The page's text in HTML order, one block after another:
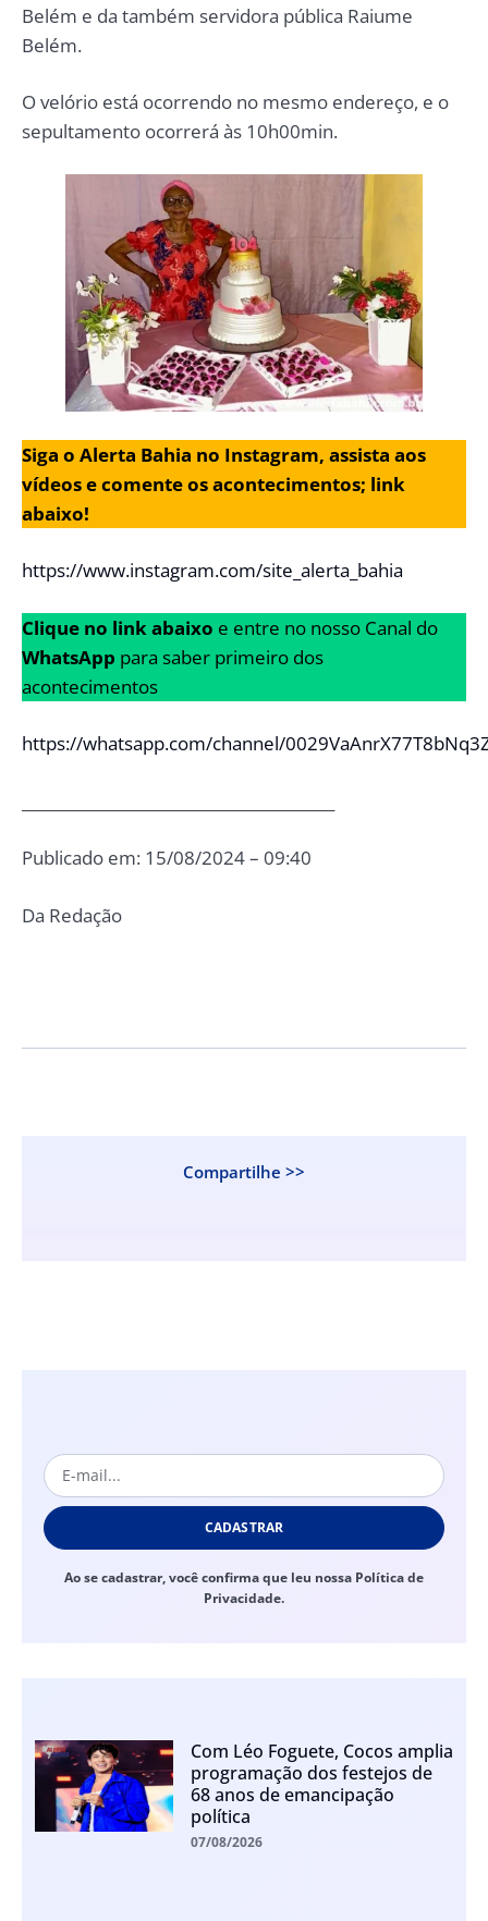
Belém e da também servidora pública Raiume
Belém.
O velório está ocorrendo no mesmo endereço, e o
sepultamento ocorrerá às 10h00min.
Siga o Alerta Bahia no Instagram, assista aos
vídeos e comente os acontecimentos; link
abaixo!
https://www.instagram.com/site_alerta_bahia
Clique no link abaixo e entre no nosso Canal do
WhatsApp para saber primeiro dos
acontecimentos
https://whatsapp.com/channel/
Publicado em: 15/08/2024 – 09:40
Da Redação
Compartilhe >>
CADASTRAR
Ao se cadastrar, você confirma que leu nossa Política de
Privacidade.
Com Léo Foguete, Cocos amplia
programação dos festejos de
68 anos de emancipação
política
07/08/2026